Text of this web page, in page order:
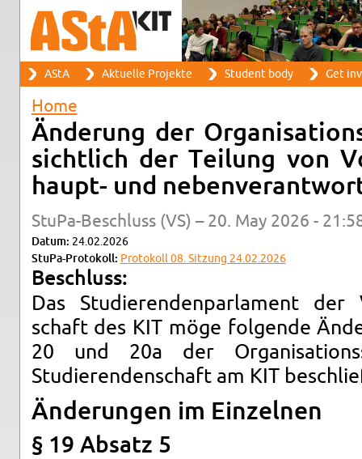
Search form
Search
Main menu
AStA Ak­tuelle Pro­jekte Stu­dent body Get
You are here
Home
Änderung der
sichtlich der Teilung von
haupt- und
StuPa-Beschluss (VS) – 20. May 2026 -
Datum: 24.02.2026
StuPa-Pro­tokoll: Pro­tokoll 08. Sitzung 24.02.2026
Beschluss:
Das Studieren­den­par­la­ment der
schaft des KIT möge fol­gende
20 und 20a der
Studieren­den­schaft am KIT
Änderun­gen im Einzel­nen
§ 19 Ab­satz 5